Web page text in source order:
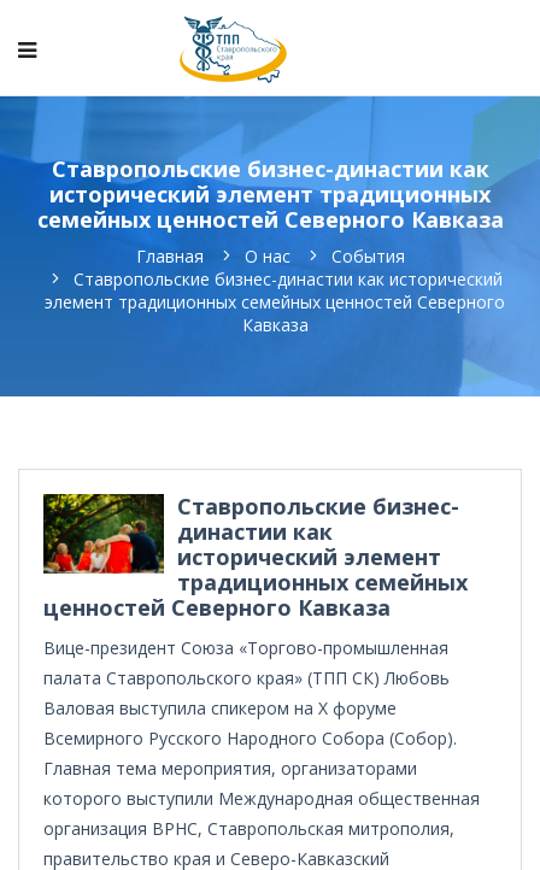
Ставропольские бизнес-династии как
исторический элемент традиционных
семейных ценностей Северного Кавказа
Главная О нас
События
Ставропольские бизнес-династии как исторический
элемент традиционных семейных ценностей Северного
Кавказа
Ставропольские бизнес-
династии как
исторический элемент
традиционных семейных
ценностей Северного Кавказа
Вице-президент Союза «Торгово-промышленная
палата Ставропольского края» (ТПП СК) Любовь
Валовая выступила спикером на Х форуме
Всемирного Русского Народного Собора (Собор).
Главная тема мероприятия, организаторами
которого выступили Международная общественная
организация ВРНС, Ставропольская митрополия,
правительство края и Северо-Кавказский